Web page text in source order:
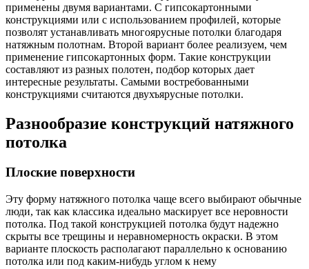
применены двумя вариантами. С гипсокартонными
конструкциями или с использованием профилей, которые
позволят устанавливать многоярусные потолки благодаря
натяжным полотнам. Второй вариант более реализуем, чем
применение гипсокартонных форм. Такие конструкции
составляют из разных полотен, подбор которых дает
интересные результаты. Самыми востребованными
конструкциями считаются двухъярусные потолки.
Разнообразие конструкций натяжного
потолка
Плоские поверхности
Эту форму натяжного потолка чаще всего выбирают обычные
люди, так как классика идеально маскирует все неровности
потолка. Под такой конструкцией потолка будут надежно
скрыты все трещины и неравномерность окраски. В этом
варианте плоскость располагают параллельно к основанию
потолка или под каким-нибудь углом к нему